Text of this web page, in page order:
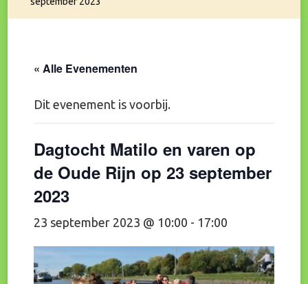
« Alle Evenementen
Dit evenement is voorbij.
Dagtocht Matilo en varen op
de Oude Rijn op 23 september
2023
23 september 2023 @ 10:00 - 17:00